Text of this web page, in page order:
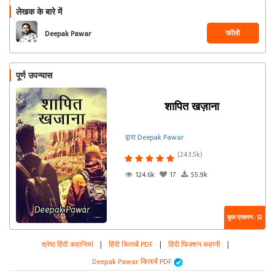
लेखक के बारे में
Deepak Pawar फॉलो
पूर्ण उपन्यास
शापित खज़ाना
द्वारा Deepak Pawar
(243.5k)
124.6k
17 55.9k
कुल प्रकरण : 12
श्रेष्ठ हिंदी कहानियां | हिंदी किताबें PDF | हिंदी फिक्शन कहानी |
Deepak Pawar किताबें PDF